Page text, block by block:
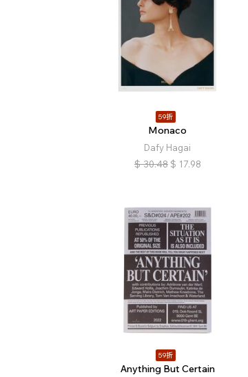
59折
Monaco
Dafy Hagai
$ 30.48 $ 17.98
59折
Anything But Certain